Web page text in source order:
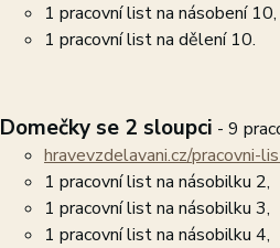
1 pracovní list na násobení 10,
1 pracovní list na dělení 10.
Domečky se 2 sloupci - 9
hravevzdelavani.cz/pracovni-
1 pracovní list na násobilku 2,
1 pracovní list na násobilku 3,
1 pracovní list na násobilku 4,